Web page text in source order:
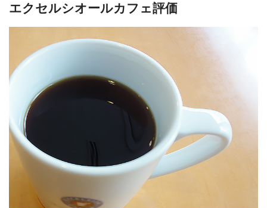
エクセルシオールカフェ評価